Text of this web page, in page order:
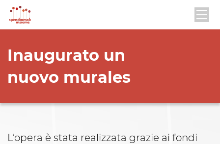
Inaugurato un
nuovo murales
L’opera è stata realizzata grazie ai fondi